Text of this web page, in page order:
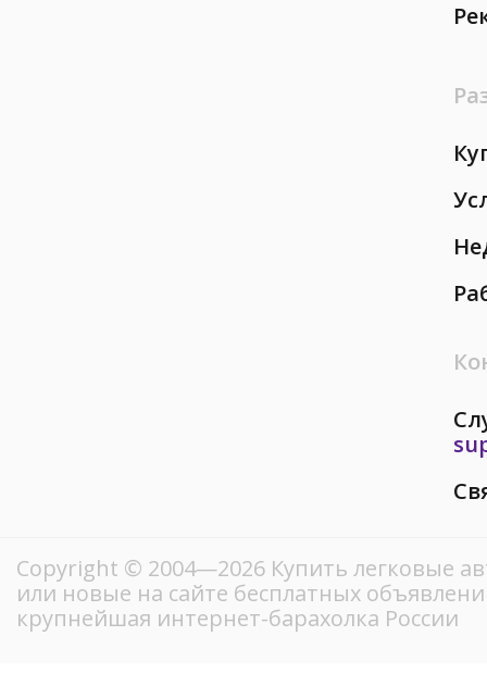
Copyright © 2004—2026 Купить легковые
или новые на сайте бесплатных
крупнейшая интернет-барахолка России